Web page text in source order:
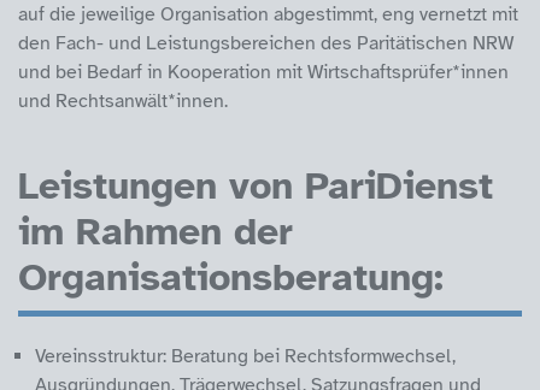
auf die jeweilige Organisation abgestimmt, eng vernetzt mit
den Fach- und Leistungsbereichen des Paritätischen NRW
und bei Bedarf in Kooperation mit Wirtschaftsprüfer*innen
und Rechtsanwält*innen.
Leistungen von PariDienst
im Rahmen der
Organisationsberatung:
Vereinsstruktur: Beratung bei Rechtsformwechsel,